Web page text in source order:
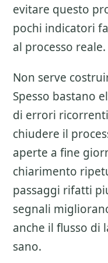
evitare questo
pochi indicatori
al processo reale.
Non serve
Spesso bastano
di errori
chiudere il
aperte a fine
chiarimento
passaggi rifatti
segnali
anche il flusso di
sano.